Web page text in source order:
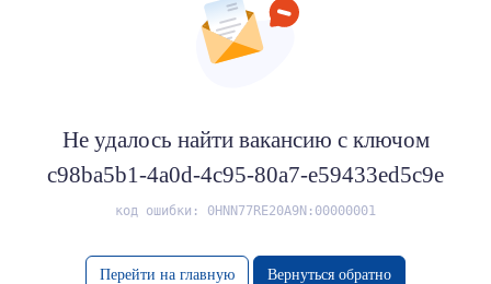
Не удалось найти вакансию с ключом
c98ba5b1-4a0d-4c95-80a7-e59433ed5c9e
код ошибки: 0HNN77RE20A9N:00000001
Перейти на главную Вернуться обратно